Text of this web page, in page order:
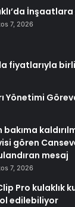
İnşaatlara
7, 2026
fiyatlarıyla
Yönetimi
bakıma
gören
mesaj
7, 2026
Pro kulaklık
edilebiliyor